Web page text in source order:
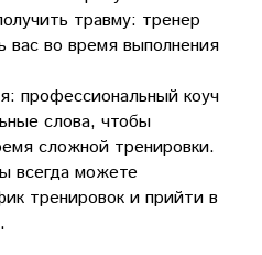
травму: тренер
вас во время выполнения
профессиональный коуч
слова, чтобы
сложной тренировки.
всегда можете
тренировок и прийти в